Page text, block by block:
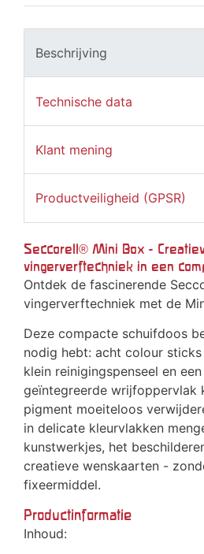
Beschrijving
Technische data
Klant mening
Productveiligheid (GPSR)
Seccorell® Mini Box -
vingerverftechniek in een
Ontdek de fascinerende
vingerverftechniek met de
Deze compacte schuifdoos
nodig hebt: acht colour sticks
klein reinigingspenseel en
geïntegreerde wrijfoppervlak
pigment moeiteloos
in delicate kleurvlakken
kunstwerkjes, het
creatieve wenskaarten -
fixeermiddel.
Productinformatie
Inhoud: